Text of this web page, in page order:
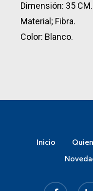
Dimensión: 35 CM.
Material; Fibra.
Color: Blanco.
Inicio
facebook